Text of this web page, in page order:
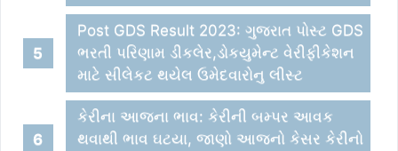
Post GDS Result 2023: ગુજરાત પોસ્ટ GDS
ભરતી પરિણામ ડીકલેર,ડોકયુમેન્ટ વેરીફીકેશન
માટે સીલેકટ થયેલ ઉમેદવારોનુ લીસ્ટ
કેરીના આજના ભાવ: કેરીની બમ્પર આવક
થવાથી ભાવ ઘટયા, જાણો આજનો કેસર કેરીનો